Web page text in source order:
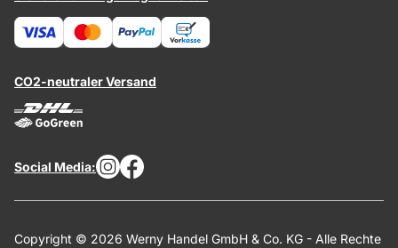
CO2-neutraler Versand
Social Media:
Copyright © 2026 Werny Handel GmbH & Co. KG - Alle Rechte